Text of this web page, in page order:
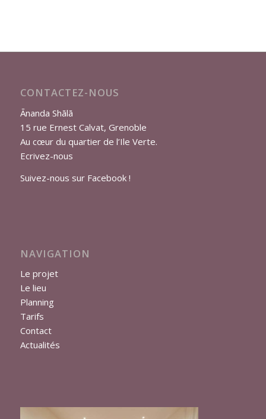
CONTACTEZ-NOUS
Ānanda Shālā
15 rue Ernest Calvat, Grenoble
Au cœur du quartier de l’Ile Verte.
Ecrivez-nous
Suivez-nous sur Facebook !
NAVIGATION
Le projet
Le lieu
Planning
Tarifs
Contact
Actualités